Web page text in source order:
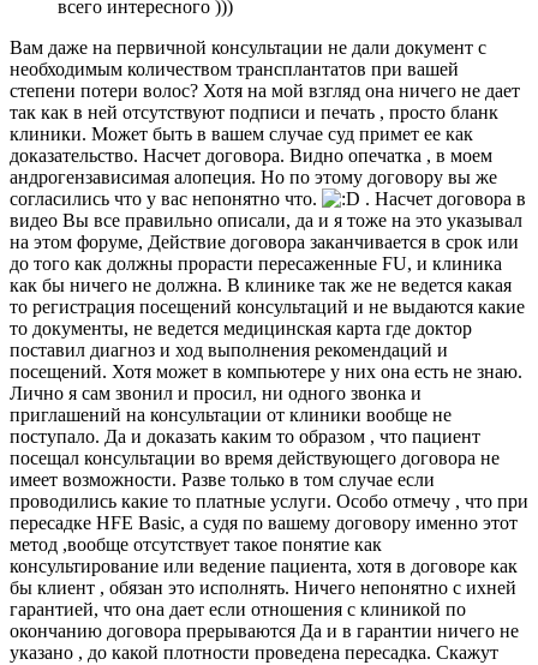
всего интересного )))
Вам даже на первичной консультации не дали документ с
необходимым количеством трансплантатов при вашей
степени потери волос? Хотя на мой взгляд она ничего не дает
так как в ней отсутствуют подписи и печать , просто бланк
клиники. Может быть в вашем случае суд примет ее как
доказательство. Насчет договора. Видно опечатка , в моем
андрогензависимая алопеция. Но по этому договору вы же
согласились что у вас непонятно что.
. Насчет договора в
видео Вы все правильно описали, да и я тоже на это указывал
на этом форуме, Действие договора заканчивается в срок или
до того как должны прорасти пересаженные FU, и клиника
как бы ничего не должна. В клинике так же не ведется какая
то регистрация посещений консультаций и не выдаются какие
то документы, не ведется медицинская карта где доктор
поставил диагноз и ход выполнения рекомендаций и
посещений. Хотя может в компьютере у них она есть не знаю.
Лично я сам звонил и просил, ни одного звонка и
приглашений на консультации от клиники вообще не
поступало. Да и доказать каким то образом , что пациент
посещал консультации во время действующего договора не
имеет возможности. Разве только в том случае если
проводились какие то платные услуги. Особо отмечу , что при
пересадке HFE Basic, а судя по вашему договору именно этот
метод ,вообще отсутствует такое понятие как
консультирование или ведение пациента, хотя в договоре как
бы клиент , обязан это исполнять. Ничего непонятно с ихней
гарантией, что она дает если отношения с клиникой по
окончанию договора прерываются Да и в гарантии ничего не
указано , до какой плотности проведена пересадка. Скажут